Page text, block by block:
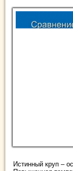
Истинный круп –